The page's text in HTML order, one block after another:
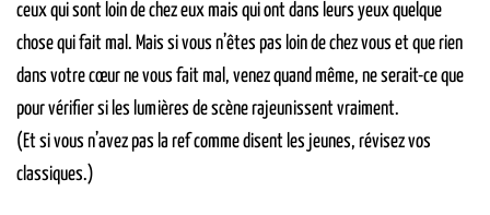
ceux qui sont loin de chez eux mais qui ont dans leurs yeux quelque
chose qui fait mal. Mais si vous n’êtes pas loin de chez vous et que rien
dans votre cœur ne vous fait mal, venez quand même, ne serait-ce que
pour vérifier si les lumières de scène rajeunissent vraiment.
(Et si vous n’avez pas la ref comme disent les jeunes, révisez vos
classiques.)